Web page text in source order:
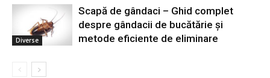
Diverse
Scapă de gândaci – Ghid complet
despre gândacii de bucătărie și
metode eficiente de eliminare